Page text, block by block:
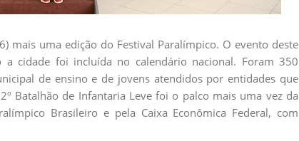
mais uma edição do Festival Paralímpico. O evento deste
cidade foi incluída no calendário nacional. Foram 350
de ensino e de jovens atendidos por entidades que
Batalhão de Infantaria Leve foi o palco mais uma vez da
Brasileiro e pela Caixa Econômica Federal, com